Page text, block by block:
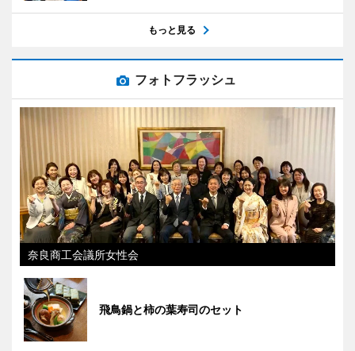
もっと見る
フォトフラッシュ
奈良商工会議所女性会
飛鳥鍋と柿の葉寿司のセット